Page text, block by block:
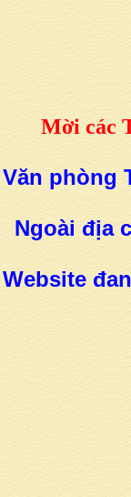
Mời các
Văn phòng
Ngoài địa
Website